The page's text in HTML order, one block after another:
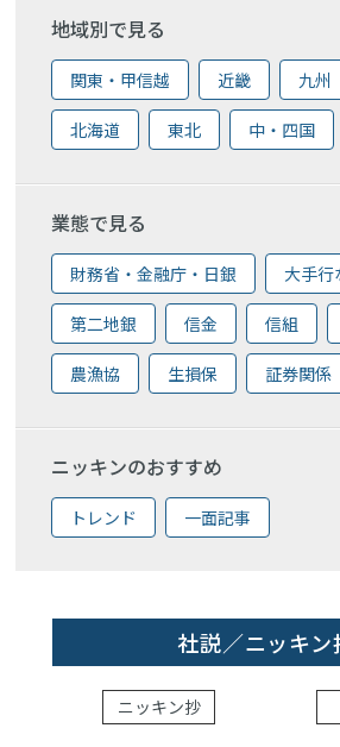
地域別で見る
関東・甲信越 近畿 九州
北海道 東北 中・四国
業態で見る
財務省・金融庁・日銀 大手行
第二地銀 信金 信組
農漁協 生損保 証券関係
ニッキンのおすすめ
トレンド 一面記事
社説／ニッキン
ニッキン抄